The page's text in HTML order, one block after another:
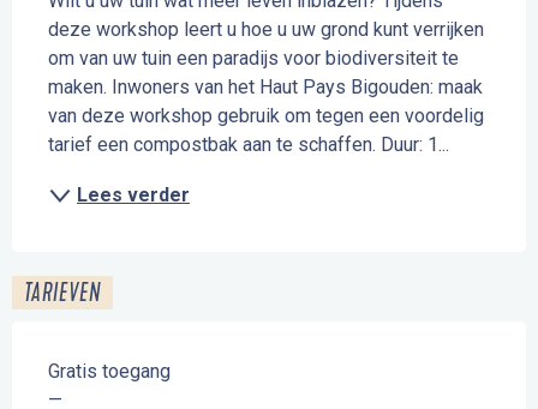
deze workshop leert u hoe u uw grond kunt verrijken
om van uw tuin een paradijs voor biodiversiteit te
maken. Inwoners van het Haut Pays Bigouden: maak
van deze workshop gebruik om tegen een voordelig
tarief een compostbak aan te schaffen. Duur: 1...
Lees verder
TARIEVEN
Gratis toegang
—